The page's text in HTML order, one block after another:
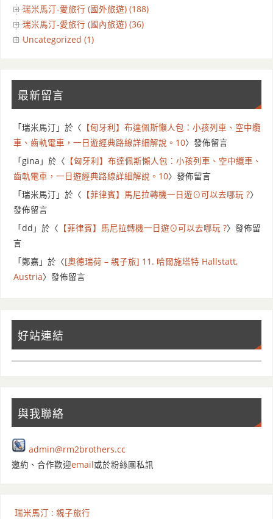
瑞米馬汀-愛旅行 (國外旅遊) (188)
瑞米馬汀-愛旅行 (國內旅遊) (36)
Uncategorized (1)
最新留言
「瑞米馬汀 」於〈 【匈牙利】布達佩斯懶人包：小孩列車、空中纜
車、齒軌電車，一日遊經典路線詳細解說。10〉發佈留言
「gina 」於〈 【匈牙利】布達佩斯懶人包：小孩列車、空中纜車、
齒軌電車，一日遊經典路線詳細解說。10〉發佈留言
「瑞米馬汀 」於〈 【菲律賓】馬尼拉轉機一日遊⊙可以去哪玩 ?〉
發佈留言
「dd 」於〈 【菲律賓】馬尼拉轉機一日遊⊙可以去哪玩 ?〉發佈留
言
「鄭嘉 」於〈[奧德瑞荷 – 親子旅] 11. 哈爾施塔特 Hallstatt,
Austria〉發佈留言
好站連結
與我聯絡
admin@rm2brothers.cc
邀約、合作歡迎email 或於粉絲團私訊
瑞米馬汀 : 親子旅行